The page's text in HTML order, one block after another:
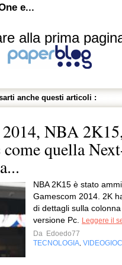
e...
alla prima
anche questi articoli :
2014, NBA
quella
NBA 2K15 è stato
Gamescom 2014. 2K
di dettagli sulla
versione Pc.
Leggere il
Da Edoedo77
TECNOLOGIA